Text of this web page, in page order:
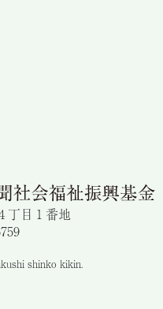
丁目１番地
shinko kikin.